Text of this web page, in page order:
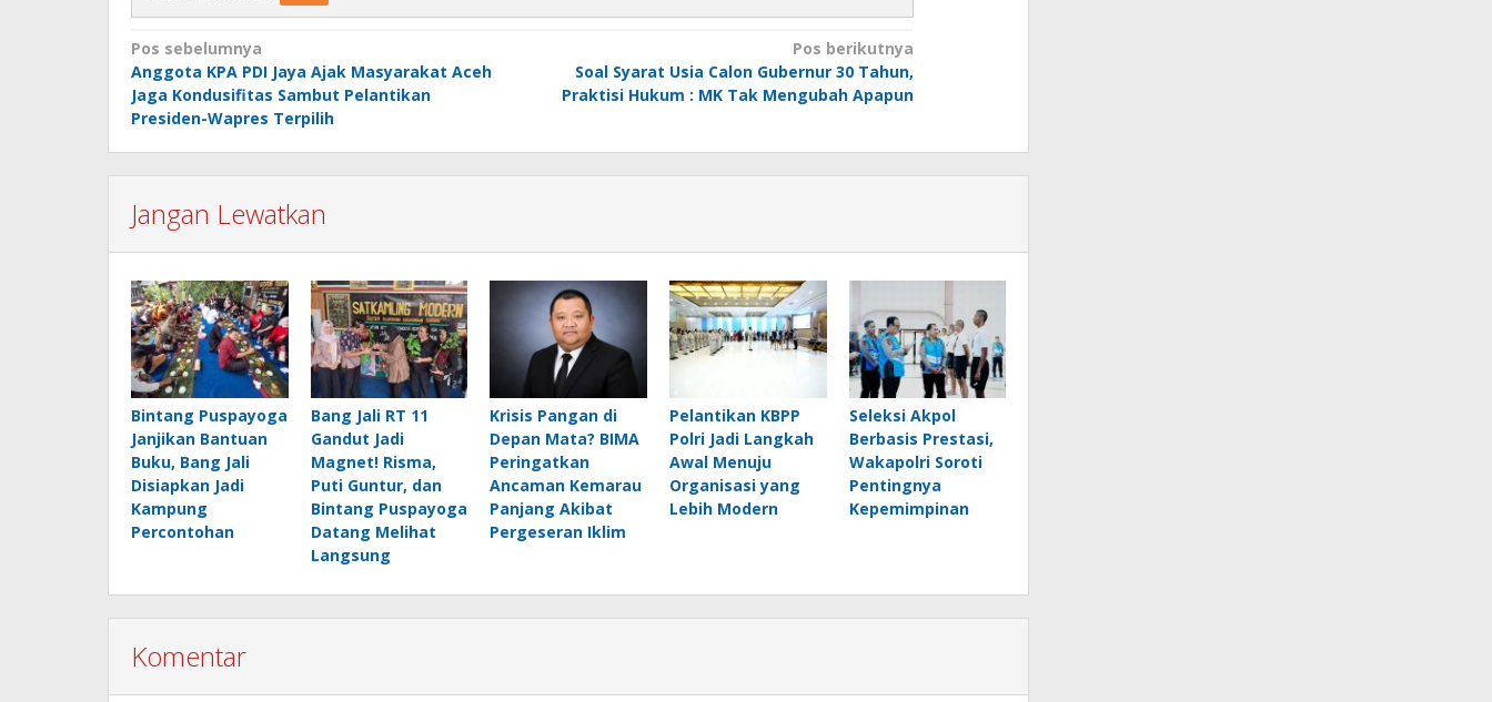
Navigasi
pos
Pos sebelumnya
Anggota KPA PDI Jaya Ajak Masyarakat Aceh
Jaga Kondusifitas Sambut Pelantikan
Presiden-Wapres Terpilih
Pos berikutnya
Soal Syarat Usia Calon Gubernur 30 Tahun,
Praktisi Hukum : MK Tak Mengubah Apapun
Jangan Lewatkan
Bintang Puspayoga
Janjikan Bantuan
Buku, Bang Jali
Disiapkan Jadi
Kampung
Percontohan
Bang Jali RT 11
Gandut Jadi
Magnet! Risma,
Puti Guntur, dan
Bintang Puspayoga
Datang Melihat
Langsung
Krisis Pangan di
Depan Mata? BIMA
Peringatkan
Ancaman Kemarau
Panjang Akibat
Pergeseran Iklim
Pelantikan KBPP
Polri Jadi Langkah
Awal Menuju
Organisasi yang
Lebih Modern
Seleksi Akpol
Berbasis Prestasi,
Wakapolri Soroti
Pentingnya
Kepemimpinan
Komentar